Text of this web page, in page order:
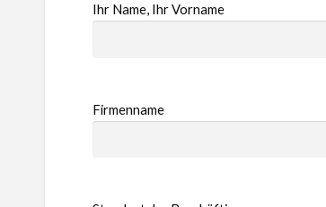
Ihr Name, Ihr Vorname
Firmenname